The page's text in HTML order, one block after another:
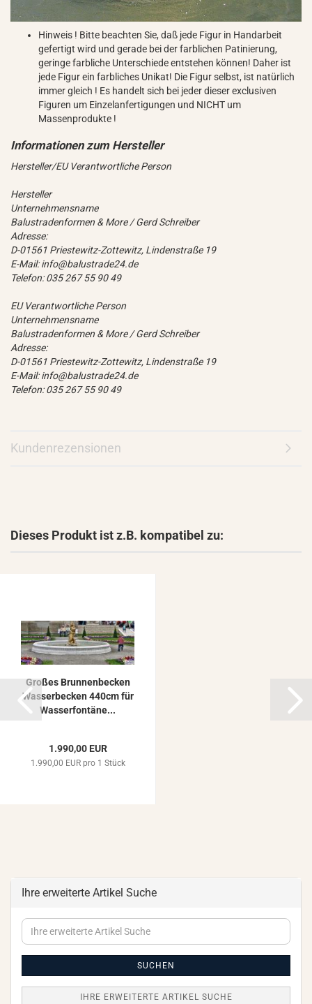
Hinweis ! Bitte beachten Sie, daß jede Figur in Handarbeit
gefertigt wird und gerade bei der farblichen Patinierung,
geringe farbliche Unterschiede entstehen können! Daher ist
jede Figur ein farbliches Unikat! Die Figur selbst, ist natürlich
immer gleich ! Es handelt sich bei jeder dieser exclusiven
Figuren um Einzelanfertigungen und NICHT um
Massenprodukte !
Hersteller/EU Verantwortliche Person
Hersteller
Unternehmensname
Balustradenformen & More / Gerd Schreiber
Adresse:
D-01561 Priestewitz-Zottewitz, Lindenstraße 19
E-Mail: info@balustrade24.de
Telefon: 035 267 55 90 49
EU Verantwortliche Person
Unternehmensname
Balustradenformen & More / Gerd Schreiber
Adresse:
D-01561 Priestewitz-Zottewitz, Lindenstraße 19
E-Mail: info@balustrade24.de
Telefon: 035 267 55 90 49
Kundenrezensionen
Dieses Produkt ist z.B. kompatibel zu:
Gro­ßes Brun­nen­be­cken
Was­ser­be­cken 440cm für
Was­ser­fon­tä­ne...
1.990,00 EUR
1.990,00 EUR pro 1 Stück
Ihre erweiterte Artikel Suche
Ihre
erweiterte
Artikel
SUCHEN
IHRE ERWEITERTE ARTIKEL SUCHE